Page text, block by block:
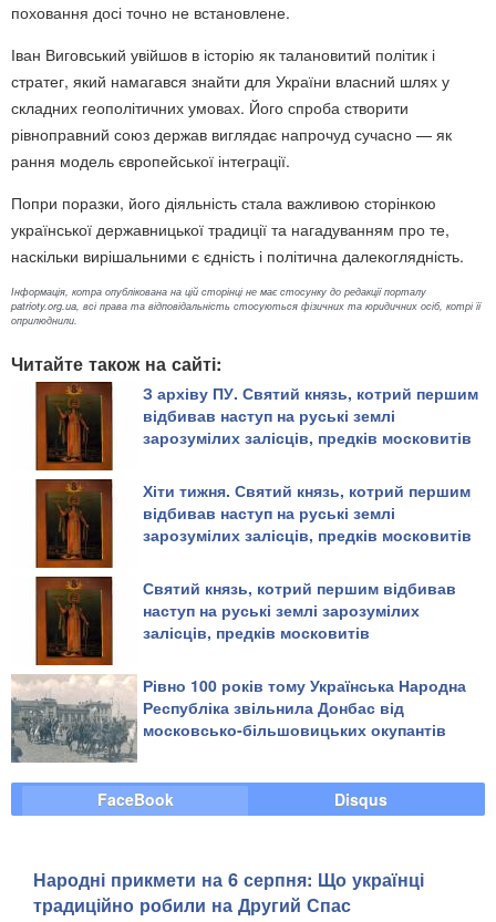
поховання досі точно не встановлене.
Іван Виговський увійшов в історію як талановитий політик і
стратег, який намагався знайти для України власний шлях у
складних геополітичних умовах. Його спроба створити
рівноправний союз держав виглядає напрочуд сучасно — як
рання модель європейської інтеграції.
Попри поразки, його діяльність стала важливою сторінкою
української державницької традиції та нагадуванням про те,
наскільки вирішальними є єдність і політична далекоглядність.
Інформація, котра опублікована на цій сторінці не має стосунку до редакції порталу
patrioty.org.ua, всі права та відповідальність стосуються фізичних та юридичних осіб, котрі її
оприлюднили.
Читайте також на сайті:
З архіву ПУ. Святий князь, котрий першим
відбивав наступ на руські землі
зарозумілих залісців, предків московитів
Хіти тижня. Святий князь, котрий першим
відбивав наступ на руські землі
зарозумілих залісців, предків московитів
Святий князь, котрий першим відбивав
наступ на руські землі зарозумілих
залісців, предків московитів
Рівно 100 років тому Українська Народна
Республіка звільнила Донбас від
московсько-більшовицьких окупантів
FaceBook Disqus
Народні прикмети на 6 серпня: Що українці
традиційно робили на Другий Спас